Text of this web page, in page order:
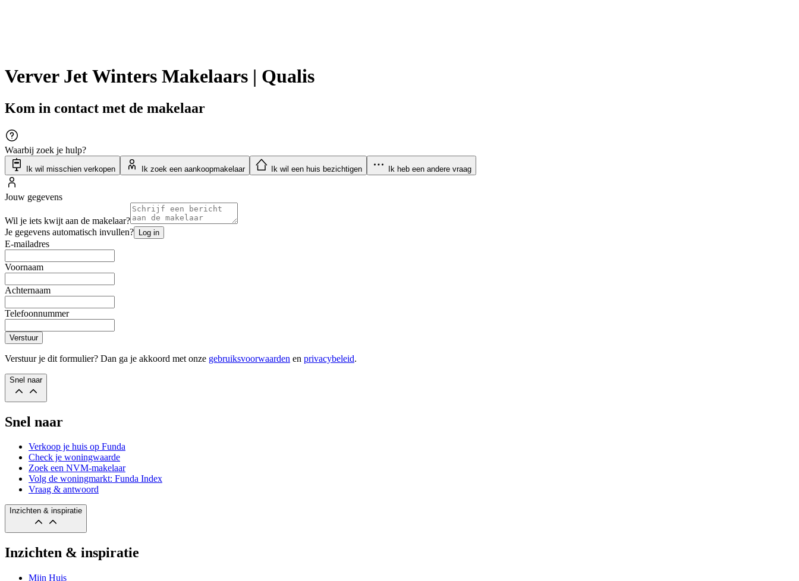
Verver Jet Winters Makelaars | Qualis
Kom in contact met de makelaar
Waarbij zoek je hulp?
Ik wil misschien verkopen Ik zoek een aankoopmakelaar Ik wil een huis bezichtigen Ik heb een andere vraag
Jouw gegevens
Wil je iets kwijt aan de makelaar?
Je gegevens automatisch invullen? Log in
E-mailadres
Voornaam
Achternaam
Telefoonnummer
Verstuur
Verstuur je dit formulier? Dan ga je akkoord met onze gebruiksvoorwaarden en privacybeleid.
Snel naar
Snel naar
Verkoop je huis op Funda
Check je woningwaarde
Zoek een NVM-makelaar
Volg de woningmarkt: Funda Index
Vraag & antwoord
Inzichten & inspiratie
Inzichten & inspiratie
Mijn Huis